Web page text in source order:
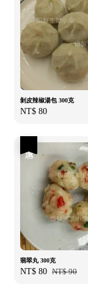
剝皮辣椒湯包 300克
Regular
NT$ 80
翡翠丸 300克
Sale
NT$ 80 Regular
NT$ 90